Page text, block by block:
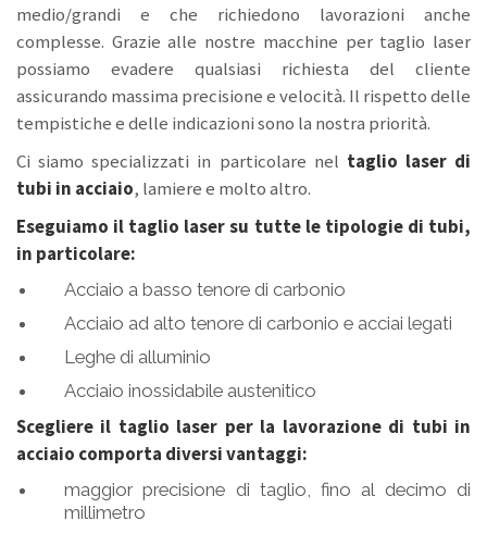
medio/grandi e che richiedono lavorazioni anche
complesse. Grazie alle nostre macchine per taglio laser
possiamo evadere qualsiasi richiesta del cliente
assicurando massima precisione e velocità. Il rispetto delle
tempistiche e delle indicazioni sono la nostra priorità.
Ci siamo specializzati in particolare nel taglio laser di
tubi in acciaio, lamiere e molto altro.
Eseguiamo il taglio laser su tutte le tipologie di tubi,
in particolare:
Acciaio a basso tenore di carbonio
Acciaio ad alto tenore di carbonio e acciai legati
Leghe di alluminio
Acciaio inossidabile austenitico
Scegliere il taglio laser per la lavorazione di tubi in
acciaio comporta diversi vantaggi:
maggior precisione di taglio, fino al decimo di
millimetro